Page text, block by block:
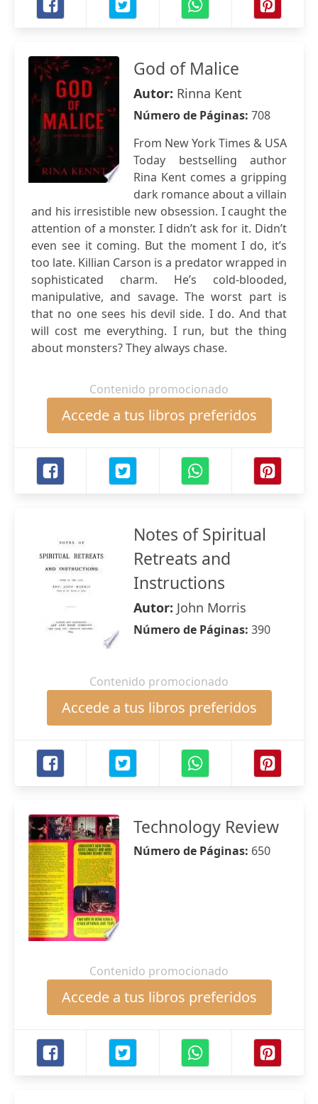
God of Malice
Autor: Rinna Kent
Número de Páginas: 708
From New York Times & USA
Today bestselling author
Rina Kent comes a gripping
dark romance about a villain
and his irresistible new obsession. I caught the
attention of a monster. I didn’t ask for it. Didn’t
even see it coming. But the moment I do, it’s
too late. Killian Carson is a predator wrapped in
sophisticated charm. He’s cold-blooded,
manipulative, and savage. The worst part is
that no one sees his devil side. I do. And that
will cost me everything. I run, but the thing
about monsters? They always chase.
Contenido promocionado
Accede a tus libros preferidos
Notes of Spiritual
Retreats and
Instructions
Autor: John Morris
Número de Páginas: 390
Contenido promocionado
Accede a tus libros preferidos
Technology Review
Número de Páginas: 650
Contenido promocionado
Accede a tus libros preferidos